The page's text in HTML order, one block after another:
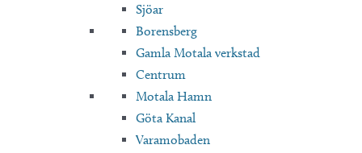
Sjöar
Borensberg
Gamla Motala verkstad
Centrum
Motala Hamn
Göta Kanal
Varamobaden